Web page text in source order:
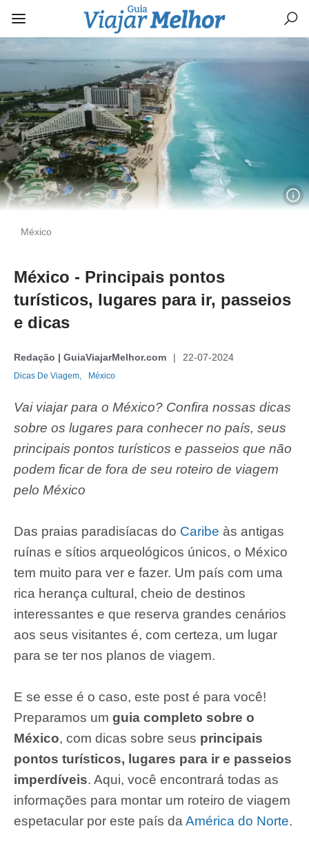
México
México - Principais pontos
turísticos, lugares para ir, passeios
e dicas
Redação | GuiaViajarMelhor.com 22-07-2024
Dicas De Viagem, México
Vai viajar para o México? Confira nossas dicas
sobre os lugares para conhecer no país, seus
principais pontos turísticos e passeios que não
podem ficar de fora de seu roteiro de viagem
pelo México
Das praias paradisíacas do Caribe às antigas
ruínas e sítios arqueológicos únicos, o México
tem muito para ver e fazer. Um país com uma
rica herança cultural, cheio de destinos
interessantes e que reserva grandes cenários
aos seus visitantes é, com certeza, um lugar
para se ter nos planos de viagem.
E se esse é o caso, este post é para você!
Preparamos um guia completo sobre o
México, com dicas sobre seus principais
pontos turísticos, lugares para ir e passeios
imperdíveis. Aqui, você encontrará todas as
informações para montar um roteiro de viagem
espetacular por este país da América do Norte.